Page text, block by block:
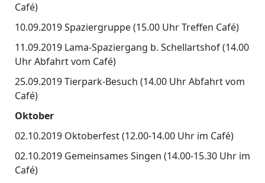
Café)
10.09.2019 Spaziergruppe (15.00 Uhr Treffen Café)
11.09.2019 Lama-Spaziergang b. Schellartshof (14.00
Uhr Abfahrt vom Café)
25.09.2019 Tierpark-Besuch (14.00 Uhr Abfahrt vom
Café)
Oktober
02.10.2019 Oktoberfest (12.00-14.00 Uhr im Café)
02.10.2019 Gemeinsames Singen (14.00-15.30 Uhr im
Café)